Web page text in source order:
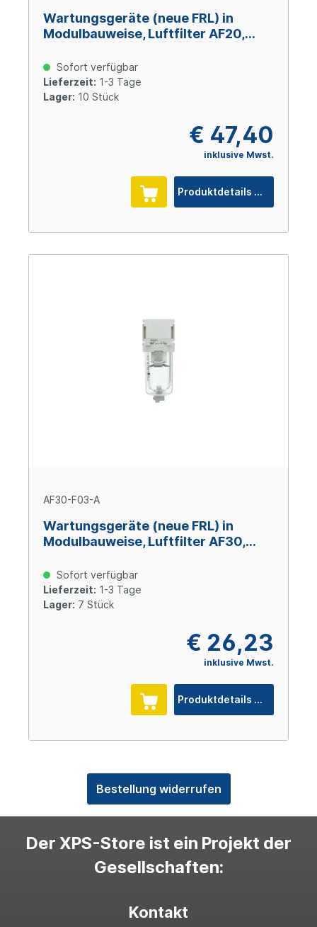
Wartungsgeräte (neue FRL) in
Modulbauweise, Luftfilter AF20,
(N.C.)
Sofort verfügbar
Lieferzeit: 1-3 Tage
Lager: 10 Stück
€ 47,40
inklusive Mwst.
Produktdetails
AF30-F03-A
Wartungsgeräte (neue FRL) in
Modulbauweise, Luftfilter AF30,
Sofort verfügbar
Lieferzeit: 1-3 Tage
Lager: 7 Stück
€ 26,23
inklusive Mwst.
Produktdetails
Bestellung widerrufen
Der XPS-Store ist ein Projekt der
Gesellschaften:
Kontakt